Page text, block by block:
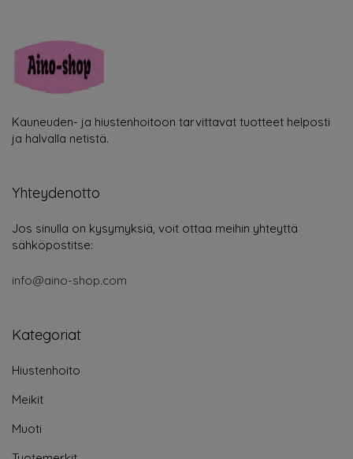
Kauneuden- ja hiustenhoitoon tarvittavat tuotteet helposti
ja halvalla netistä.
Yhteydenotto
Jos sinulla on kysymyksiä, voit ottaa meihin yhteyttä
sähköpostitse:
info@aino-shop.com
Kategoriat
Hiustenhoito
Meikit
Muoti